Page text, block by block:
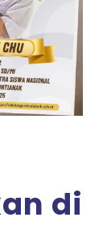
di